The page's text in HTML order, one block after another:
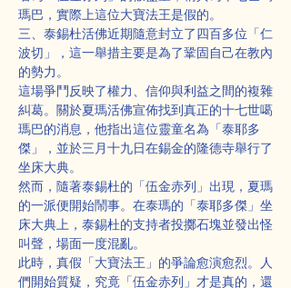
瑪巴，實際上這位大寶法王是假的。
三、泰錫杜活佛近期隨意封立了四百多位「仁
波切」，這一舉措主要是為了鞏固自己在教內
的勢力。
這場爭鬥反映了權力、信仰與利益之間的複雜
糾葛。關於夏瑪活佛宣佈找到真正的十七世噶
瑪巴的消息，他指出這位靈童名為「泰耶多
傑」，並於三月十九日在錫金的隆德寺舉行了
坐床大典。
然而，隨著泰錫杜的「伍金赤列」出現，夏瑪
的一派便開始鬧事。在泰瑪的「泰耶多傑」坐
床大典上，泰錫杜的支持者投擲石塊並發出怪
叫聲，場面一度混亂。
此時，真假「大寶法王」的爭論愈演愈烈。人
們開始質疑，究竟「伍金赤列」才是真的，還